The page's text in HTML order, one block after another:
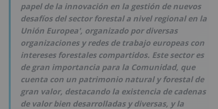
papel de la innovación en la gestión de nuevos
desafíos del sector forestal a nivel regional en la
Unión Europea', organizado por diversas
organizaciones y redes de trabajo europeas con
intereses forestales compartidos. Este sector es
de gran importancia para la Comunidad, que
cuenta con un patrimonio natural y forestal de
gran valor, destacando la existencia de cadenas
de valor bien desarrolladas y diversas, y la